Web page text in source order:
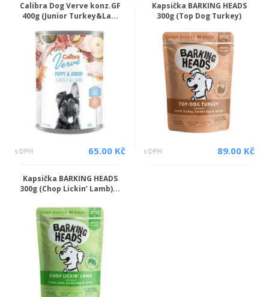
Calibra Dog Verve konz.GF
400g (Junior Turkey&La...
s DPH 65.00 Kč
Kapsička BARKING HEADS
300g (Top Dog Turkey)
s DPH 89.00 Kč
Kapsička BARKING HEADS
300g (Chop Lickin’ Lamb)...